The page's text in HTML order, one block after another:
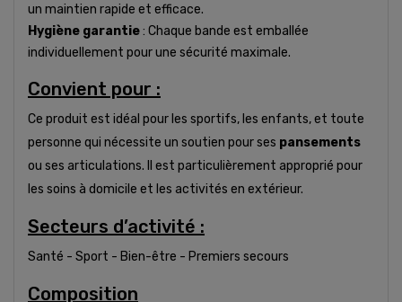
un maintien rapide et efficace.
Hygiène garantie: Chaque bande est emballée
individuellement pour une sécurité maximale.
Convient pour :
Ce produit est idéal pour les sportifs, les enfants, et toute
personne qui nécessite un soutien pour ses pansements
ou ses articulations. Il est particulièrement approprié pour
les soins à domicile et les activités en extérieur.
Secteurs d’activité :
Santé - Sport - Bien-être - Premiers secours
Composition